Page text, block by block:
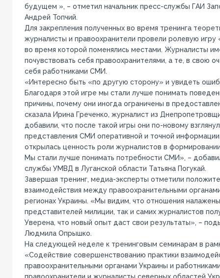
будущем », – отметил начальник пресс-службы ГАИ
Андрей Топчий.
Для закрепления полученных во время тренинга
журналисты и правоохранители провели ролевую
во время которой поменялись местами. Журналисты
почувствовать себя правоохранителями, а те, в свою
себя работниками СМИ.
«Интересно быть «по другую сторону» и увидеть
Благодаря этой игре мы стали лучше понимать
причины, почему они иногда ограничены в
сказала Ирина Греченко, журналист из
добавили, что после такой игры они по-новому
представления СМИ оперативной и точной
открылась ценность роли журналистов в
Мы стали лучше понимать потребности СМИ», –
службы УМВД в Луганской области Татьяна Погукай.
Завершая тренинг, медиа-эксперты отметили
взаимодействия между правоохранительными
регионах Украины. «Мы видим, что отношения
представителей милиции, так и самих журналистов
Уверена, что новый опыт даст свои результаты», –
Людмила Опрышко.
На следующей неделе к тренинговым семинарам в
«Содействие совершенствованию практики
правоохранительными органами Украины и
правоохранители и журналисты северных областей